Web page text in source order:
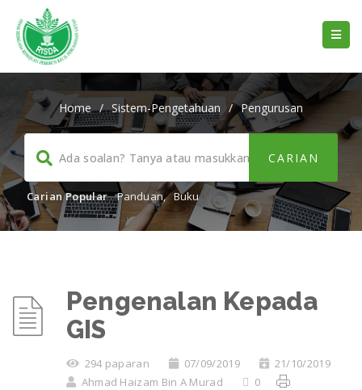
Home / Sistem-Pengetahuan / Pengurusan
Carian Popular Panduan, Buku
Pengenalan Kepada
GIS
294 paparan 07/09/2019
21/10/2019
Ahmad Haizam Bin A Murad
0